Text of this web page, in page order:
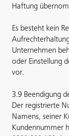
Haftung
Es besteht kein
Unternehmen
oder Einstellung
vor.
3.9 Beendigung
Der registrierte
Namens, seiner
Kundennummer